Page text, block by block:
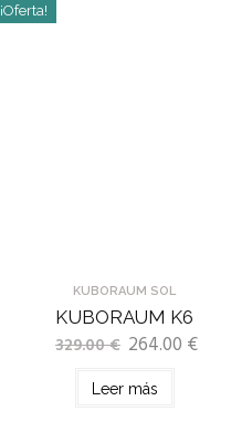
KUBORAUM SOL
KUBORAUM K6
329.00€ 264.00 €
¡Oferta!
Leer más